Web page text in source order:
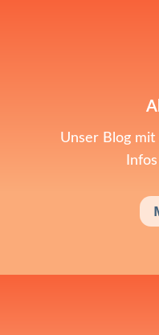
Unser Blog mit